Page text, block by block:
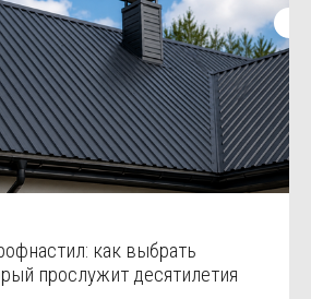
как выбрать
прослужит десятилетия